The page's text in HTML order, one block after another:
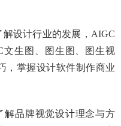
解设计行业的发展， AIGC
生图、图生图、图生视
，掌握设计软件制作商业
解品牌视觉设计理念与方